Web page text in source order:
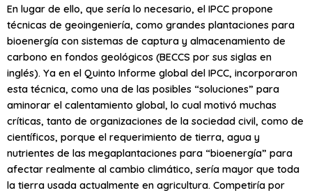
En lugar de ello, que sería lo necesario, el IPCC propone
técnicas de geoingeniería, como grandes plantaciones para
bioenergía con sistemas de captura y almacenamiento de
carbono en fondos geológicos (BECCS por sus siglas en
inglés). Ya en el Quinto Informe global del IPCC, incorporaron
esta técnica, como una de las posibles “soluciones” para
aminorar el calentamiento global, lo cual motivó muchas
críticas, tanto de organizaciones de la sociedad civil, como de
científicos, porque el requerimiento de tierra, agua y
nutrientes de las megaplantaciones para “bioenergía” para
afectar realmente al cambio climático, sería mayor que toda
la tierra usada actualmente en agricultura. Competiría por